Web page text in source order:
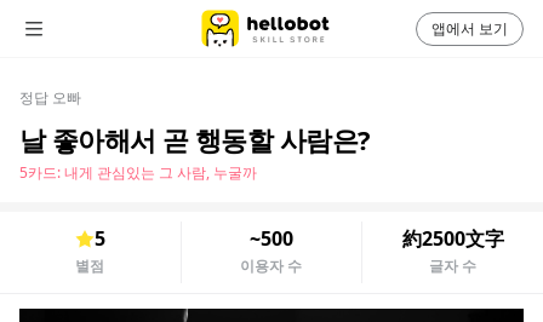
정답 오빠
날 좋아해서 곧 행동할 사람은?
5카드: 내게 관심있는 그 사람, 누굴까
5
별점
~500
이용자 수
約2500文字
글자 수
앱에서 보기